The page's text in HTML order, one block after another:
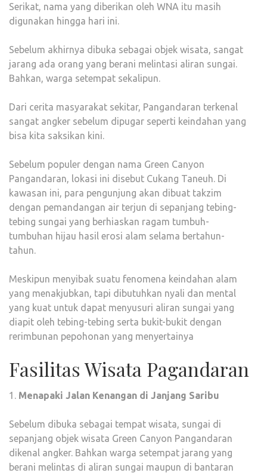
Serikat, nama yang diberikan oleh WNA itu masih
digunakan hingga hari ini.
Sebelum akhirnya dibuka sebagai objek wisata, sangat
jarang ada orang yang berani melintasi aliran sungai.
Bahkan, warga setempat sekalipun.
Dari cerita masyarakat sekitar, Pangandaran terkenal
sangat angker sebelum dipugar seperti keindahan yang
bisa kita saksikan kini.
Sebelum populer dengan nama Green Canyon
Pangandaran, lokasi ini disebut Cukang Taneuh. Di
kawasan ini, para pengunjung akan dibuat takzim
dengan pemandangan air terjun di sepanjang tebing-
tebing sungai yang berhiaskan ragam tumbuh-
tumbuhan hijau hasil erosi alam selama bertahun-
tahun.
Meskipun menyibak suatu fenomena keindahan alam
yang menakjubkan, tapi dibutuhkan nyali dan mental
yang kuat untuk dapat menyusuri aliran sungai yang
diapit oleh tebing-tebing serta bukit-bukit dengan
rerimbunan pepohonan yang menyertainya
Fasilitas Wisata Pagandaran
1. Menapaki Jalan Kenangan di Janjang Saribu
Sebelum dibuka sebagai tempat wisata, sungai di
sepanjang objek wisata Green Canyon Pangandaran
dikenal angker. Bahkan warga setempat jarang yang
berani melintas di aliran sungai maupun di bantaran